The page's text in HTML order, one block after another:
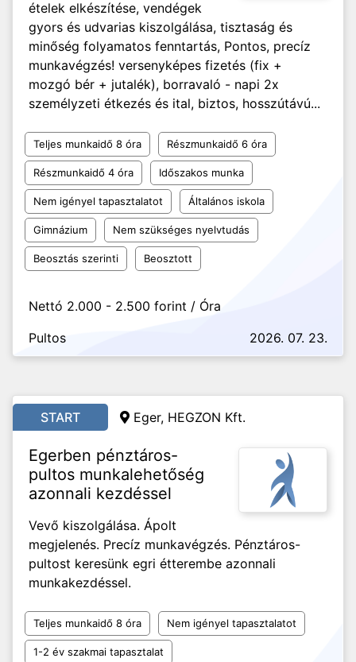
ételek elkészítése, vendégek
gyors és udvarias kiszolgálása, tisztaság és
minőség folyamatos fenntartás, Pontos, precíz
munkavégzés! versenyképes fizetés (fix +
mozgó bér + jutalék), borravaló - napi 2x
személyzeti étkezés és ital, biztos, hosszútávú...
Teljes munkaidő 8 óra Részmunkaidő 6 óra
Részmunkaidő 4 óra Időszakos munka
Nem igényel tapasztalatot Általános iskola
Gimnázium Nem szükséges nyelvtudás
Beosztás szerinti Beosztott
Nettó 2.000 - 2.500 forint / Óra
Pultos
2026. 07. 23.
START Eger, HEGZON Kft.
Egerben pénztáros-
pultos munkalehetőség
azonnali kezdéssel
Vevő kiszolgálása. Ápolt
megjelenés. Precíz munkavégzés. Pénztáros-
pultost keresünk egri étterembe azonnali
munkakezdéssel.
Teljes munkaidő 8 óra Nem igényel tapasztalatot
1-2 év szakmai tapasztalat